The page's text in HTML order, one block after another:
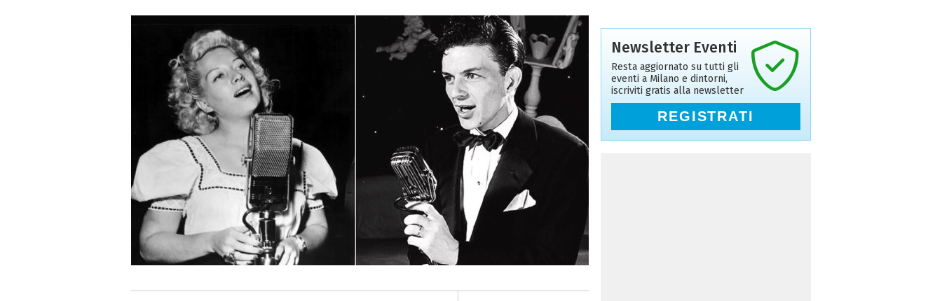
Newsletter Eventi
Resta aggiornato su tutti gli
eventi a Milano e dintorni,
iscriviti gratis alla newsletter
REGISTRATI